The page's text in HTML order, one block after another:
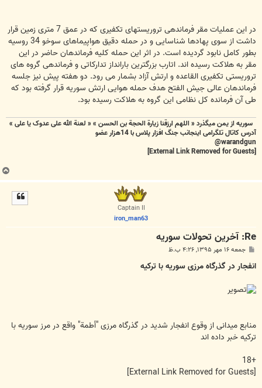
در این عملیات مقر فرماندهی تروریستهای تکفیری که در عمق 7 متری زمین قرار
داشت از سوی پهادها شناسایی و در حمله دقیق هواپیماهای سوخو 34 روسیه
بطور کامل نابود گردیده است. در اثر این حمله کلیه فرماندهان حاضر در این
مقر به هلاکت رسیده اند. اتارب بزرگترین بارانداز تدارکاتی و فرماندهی گروه های
تروریستی تکفیری القاعده و ارتش آزاد بشمار می رود. دو هفته پیش نیز جلسه
فرماندهان عالی جیش الفتح هدف حمله هوایی ارتش سوریه قرار گرفته بود که
طی آن فرمانده کل نظامی این گروه به هلاکت رسیده بود.
سوریه از یمن میگذرد « اللهم ارزقنا زيارة الحجة بن الحسن » « لعنة الله علی عدوک یا علی »
آدرس کاتال تلگرامی اینجانب جنگ افزار پلاس با 14هزار عضو
warandgun@
ب
ا
Captain II
iron_man63
Re: آخرين تحولات سوريه
پ
ت
جمعه ۱۶ مهر ۱۳۹۵, ۴:۲۶ ب.ظ
انفجار در گذرگاه مرزی سوریه با ترکیه
منابع میدانی از وقوع انفجار شدید در گذرگاه مرزی "أطمة" واقع در مرز سوریه با
ترکیه خبر داده اند
+18